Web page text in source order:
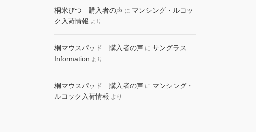
桐米びつ 購入者の声 に マンシング・ルコッ
ク入荷情報 より
桐マウスパッド 購入者の声 に サングラス
Information より
桐マウスパッド 購入者の声 に マンシング・
ルコック入荷情報 より